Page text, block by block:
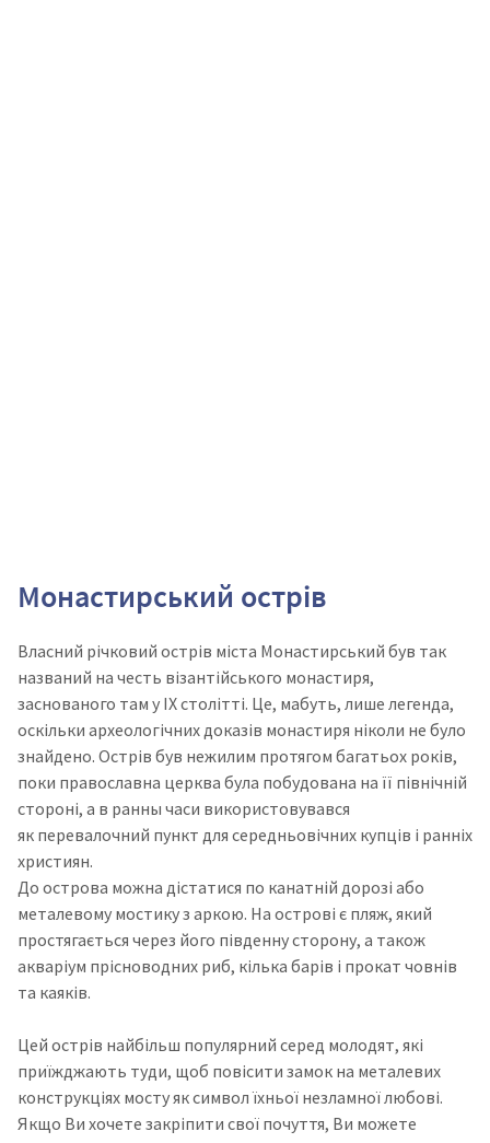
Монастирський острів
Власний річковий острів міста Монастирський був так
названий на честь візантійського монастиря,
заснованого там у ІХ столітті. Це, мабуть, лише легенда,
оскільки археологічних доказів монастиря ніколи не було
знайдено. Острів був нежилим протягом багатьох років,
поки православна церква була побудована на її північній
стороні, а в ранны часи використовувався
як перевалочний пункт для середньовічних купців і ранніх
християн.
До острова можна дістатися по канатній дорозі або
металевому мостику з аркою. На острові є пляж, який
простягається через його південну сторону, а також
акваріум прісноводних риб, кілька барів і прокат човнів
та каяків.
Цей острів найбільш популярний серед молодят, які
приїжджають туди, щоб повісити замок на металевих
конструкціях мосту як символ їхньої незламної любові.
Якщо Ви хочете закріпити свої почуття, Ви можете